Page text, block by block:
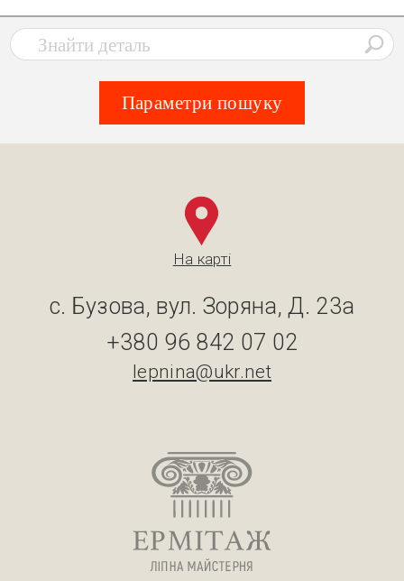
Параметри пошуку
На карті
с. Бузова, вул. Зоряна, Д. 23а
+380 96 842 07 02
lepnina@ukr.net